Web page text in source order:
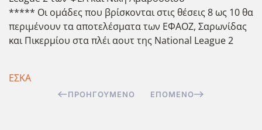
***** Οι ομάδες που βρίσκονται στις θέσεις 8 ως 10 θα
περιμένουν τα αποτελέσματα των ΕΦΑΟΖ, Σαρωνίδας
και Πικερμίου στα πλέι αουτ της National League 2
ΕΣΚΑ
ΠΡΟΗΓΟΎΜΕΝΟ ΕΠΌΜΕΝΟ